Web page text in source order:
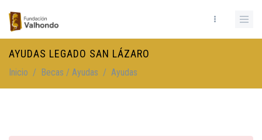
AYUDAS LEGADO SAN LÁZARO
Inicio / Becas / Ayudas / Ayudas